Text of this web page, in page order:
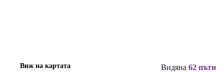
Виж на картата Видяна 62 пъти